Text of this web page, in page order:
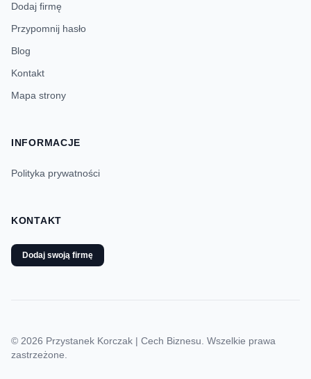
Dodaj firmę
Przypomnij hasło
Blog
Kontakt
Mapa strony
INFORMACJE
Polityka prywatności
KONTAKT
Dodaj swoją firmę
© 2026 Przystanek Korczak | Cech Biznesu. Wszelkie prawa
zastrzeżone.